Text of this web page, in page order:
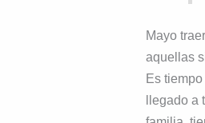
Mayo
aquellas
Es
llegado